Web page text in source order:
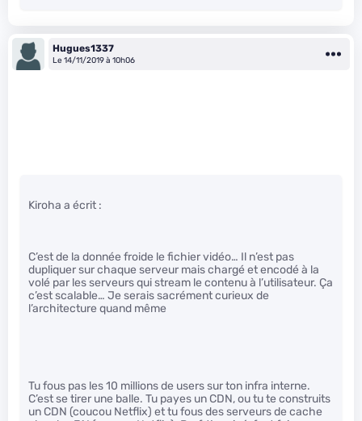
Hugues1337
Le 14/11/2019 à 10h06
Kiroha a écrit :
C’est de la donnée froide le fichier vidéo… Il n’est pas
dupliquer sur chaque serveur mais chargé et encodé à la
volé par les serveurs qui stream le contenu à l’utilisateur. Ça
c’est scalable… Je serais sacrément curieux de
l’architecture quand même
Tu fous pas les 10 millions de users sur ton infra interne.
C’est se tirer une balle. Tu payes un CDN, ou tu te construits
un CDN (coucou Netflix) et tu fous des serveurs de cache